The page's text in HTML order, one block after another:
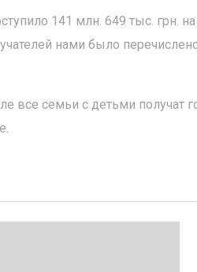
141 млн. 649 тыс.
нами было
все семьи с детьми получат